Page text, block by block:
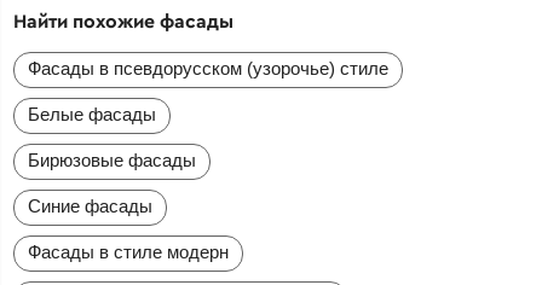
Найти похожие фасады
Фасады в псевдорусском (узорочье) стиле
Белые фасады
Бирюзовые фасады
Синие фасады
Фасады в стиле модерн